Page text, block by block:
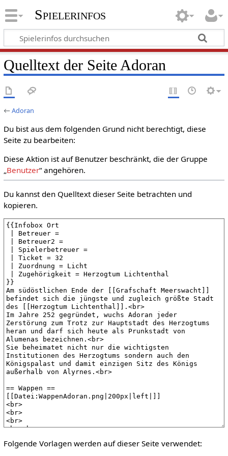
Spielerinfos
Quelltext der Seite Adoran
←Adoran
Du bist aus dem folgenden Grund nicht berechtigt, diese
Seite zu bearbeiten:
Diese Aktion ist auf Benutzer beschränkt, die der Gruppe
„Benutzer“ angehören.
Du kannst den Quelltext dieser Seite betrachten und
kopieren.
Folgende Vorlagen werden auf dieser Seite verwendet: